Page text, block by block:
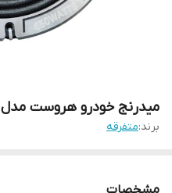
میدرنج خودرو هروست مدل HW-820 بسته 2 عددی
برند:متفرقه
مشخصات